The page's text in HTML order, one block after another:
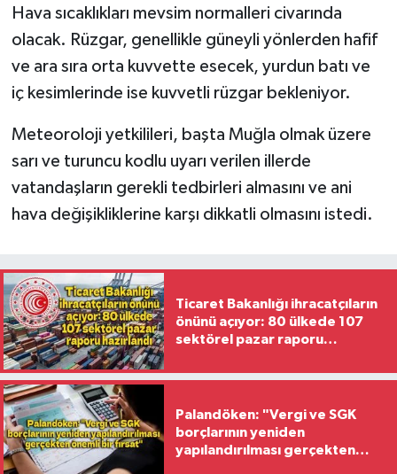
Hava sıcaklıkları mevsim normalleri civarında
olacak. Rüzgar, genellikle güneyli yönlerden hafif
ve ara sıra orta kuvvette esecek, yurdun batı ve
iç kesimlerinde ise kuvvetli rüzgar bekleniyor.
Meteoroloji yetkilileri, başta Muğla olmak üzere
sarı ve turuncu kodlu uyarı verilen illerde
vatandaşların gerekli tedbirleri almasını ve ani
hava değişikliklerine karşı dikkatli olmasını istedi.
Ticaret Bakanlığı ihracatçıların
önünü açıyor: 80 ülkede 107
sektörel pazar raporu
Palandöken: "Vergi ve SGK
borçlarının yeniden
yapılandırılması gerçekten